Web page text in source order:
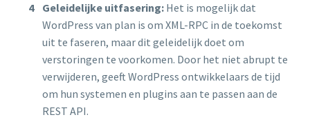
Geleidelijke uitfasering: Het is mogelijk dat
WordPress van plan is om XML-RPC in de toekomst
uit te faseren, maar dit geleidelijk doet om
verstoringen te voorkomen. Door het niet abrupt te
verwijderen, geeft WordPress ontwikkelaars de tijd
om hun systemen en plugins aan te passen aan de
REST API.